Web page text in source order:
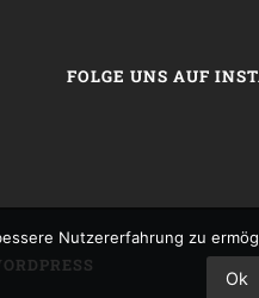
FOLGE UNS AUF
Nutzererfahrung zu
Ok